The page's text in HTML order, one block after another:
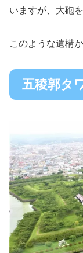
いますが、大砲
このような遺構
五稜郭タ